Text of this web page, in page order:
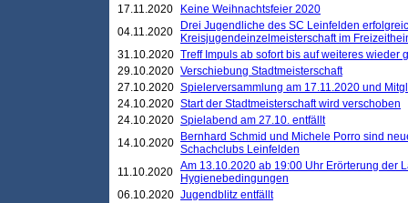
17.11.2020
Keine Weihnachtsfeier 2020
04.11.2020
Drei Jugendliche des SC Leinfelden
Kreisjugendeinzelmeisterschaft im
31.10.2020 Treff Impuls ab sofort bis auf weiteres wieder
29.10.2020 Verschiebung Stadtmeisterschaft
27.10.2020 Spielerversammlung am 17.11.2020 und
24.10.2020 Start der Stadtmeisterschaft wird verschoben
24.10.2020 Spielabend am 27.10. entfällt
14.10.2020
Bernhard Schmid und Michele Porro sind
Schachclubs Leinfelden
11.10.2020 Am 13.10.2020 ab 19:00 Uhr Erörterung der
Hygienebedingungen
06.10.2020 Jugendblitz entfällt